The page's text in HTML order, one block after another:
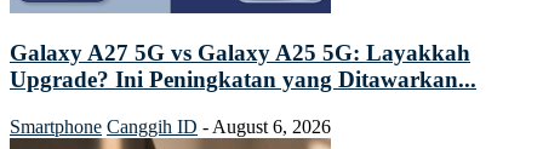
Galaxy A27 5G vs Galaxy A25 5G: Layakkah
Upgrade? Ini Peningkatan yang Ditawarkan...
Smartphone Canggih ID - August 6, 2026